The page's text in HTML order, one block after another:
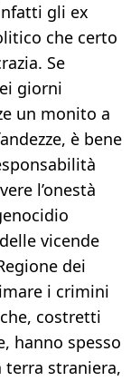
gli ex
che certo
Se
giorni
un monito a
è bene
l’onestà
vicende
dei
i crimini
costretti
hanno spesso
straniera,